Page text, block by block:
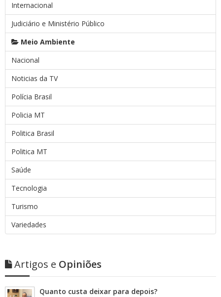
Internacional
Judiciário e Ministério Público
Meio Ambiente
Nacional
Noticias da TV
Polícia Brasil
Policia MT
Politica Brasil
Politica MT
Saúde
Tecnologia
Turismo
Variedades
Artigos e Opiniões
Quanto custa deixar para depois?